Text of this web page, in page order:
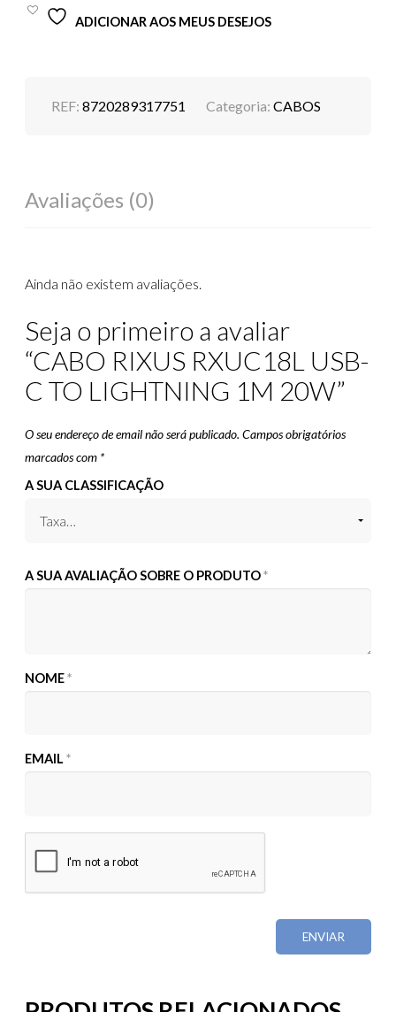
C
TO
ADICIONAR AOS MEUS DESEJOS
REF:8720289317751 Categoria:CABOS
Avaliações (0)
Ainda não existem avaliações.
Seja o primeiro a avaliar
“CABO RIXUS RXUC18L USB-
C TO LIGHTNING 1M 20W”
O seu endereço de email não será publicado. Campos obrigatórios
marcados com *
A SUA CLASSIFICAÇÃO
A SUA AVALIAÇÃO SOBRE O PRODUTO*
NOME*
EMAIL*